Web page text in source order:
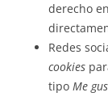
derecho
Redes
cookies
tipo Me